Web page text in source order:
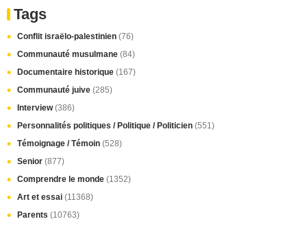
Tags
Conflit israëlo-palestinien (76)
Communauté musulmane (84)
Documentaire historique (167)
Communauté juive (285)
Interview(386)
Personnalités politiques / Politique / Politicien (551)
Témoignage / Témoin (528)
Senior (877)
Comprendre le monde (1352)
Art et essai (11368)
Parents (10763)